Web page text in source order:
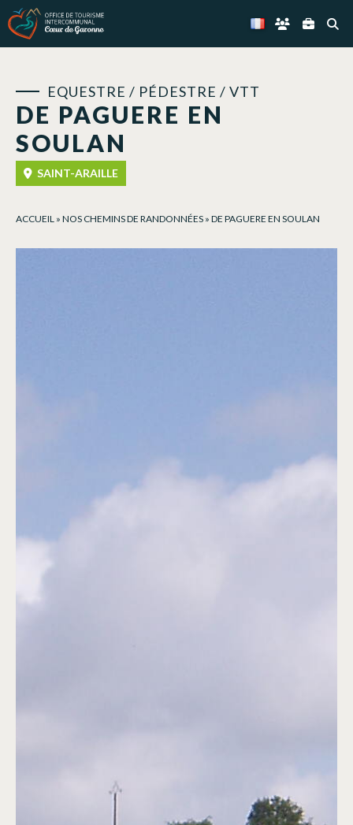
DE PAGUERE EN
SOULAN
EQUESTRE / PÉDESTRE / VTT
SAINT-ARAILLE
ACCUEIL » NOS CHEMINS DE RANDONNÉES » DE PAGUERE EN SOULAN
Panneau de gestion des cookies